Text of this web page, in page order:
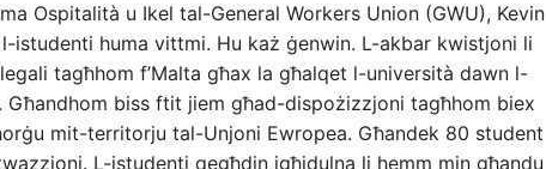
Ospitalità u Ikel tal-General Workers Union (GWU), Kevin
istudenti huma vittmi. Hu każ ġenwin. L-akbar kwistjoni li
tagħhom f’Malta għax la għalqet l-università dawn l-
Għandhom biss ftit jiem għad-dispożizzjoni tagħhom biex
mit-territorju tal-Unjoni Ewropea. Għandek 80 student
L-istudenti qegħdin jgħidulna li hemm min għandu